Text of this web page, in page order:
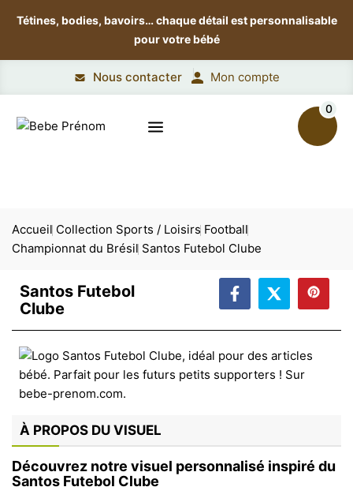
Tétines, bodies, bavoirs…chaque détail est personnalisable
pour votre bébé
Nous contacter Mon compte
0
Accueil Collection Sports / Loisirs Football
Championnat du Brésil Santos Futebol Clube
Santos Futebol
Clube
À PROPOS DU VISUEL
Découvrez notre visuel personnalisé inspiré du
Santos Futebol Clube